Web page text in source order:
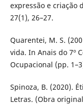
expressão e criação
27(1), 26–27.
Quarentei, M. S.
vida. In Anais do 7º
Ocupacional (pp.
Spinoza, B. (2020).
Letras. (Obra